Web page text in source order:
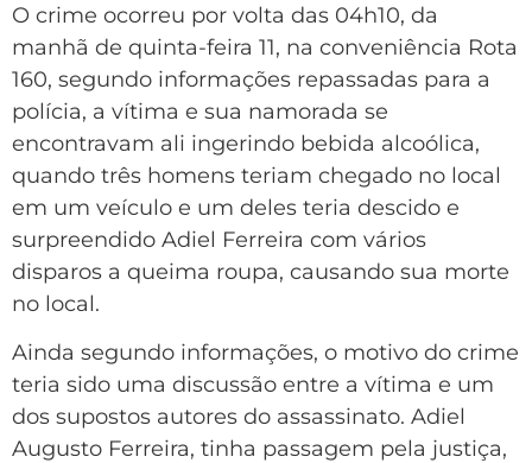
O crime ocorreu por volta das 04h10, da
manhã de quinta-feira 11, na conveniência Rota
160, segundo informações repassadas para a
polícia, a vítima e sua namorada se
encontravam ali ingerindo bebida alcoólica,
quando três homens teriam chegado no local
em um veículo e um deles teria descido e
surpreendido Adiel Ferreira com vários
disparos a queima roupa, causando sua morte
no local.
Ainda segundo informações, o motivo do crime
teria sido uma discussão entre a vítima e um
dos supostos autores do assassinato. Adiel
Augusto Ferreira, tinha passagem pela justiça,